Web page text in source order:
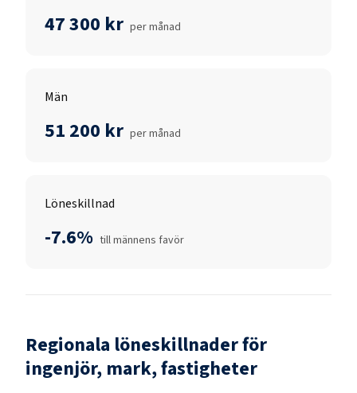
47 300 kr per månad
Män
51 200 kr per månad
Löneskillnad
-7.6% till männens favör
Regionala löneskillnader för
ingenjör, mark, fastigheter